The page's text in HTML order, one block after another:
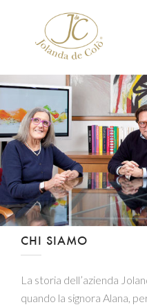
CHI SIAMO
La storia dell’azienda
quando la signora Alana,